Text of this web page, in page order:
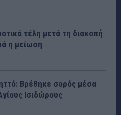
τέλη μετά τη διακοπή
η μείωση
Βρέθηκε σορός μέσα
Ισιδώρους